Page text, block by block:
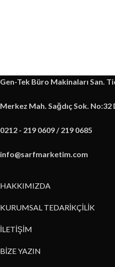
Gen-Tek Büro Makinaları San.
Merkez Mah. Sağdıç Sok. No:32
0212 - 219 0609 / 219 0685
info@sarfmarketim.com
HAKKIMIZDA
KURUMSAL TEDARİKÇİLİK
İLETİŞİM
BİZE YAZIN